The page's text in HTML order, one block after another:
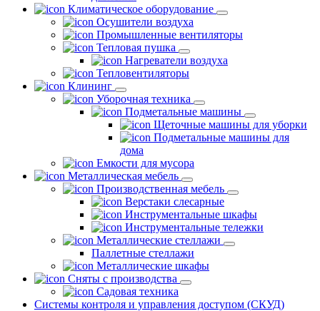
Климатическое оборудование
Осушители воздуха
Промышленные вентиляторы
Тепловая пушка
Нагреватели воздуха
Тепловентиляторы
Клининг
Уборочная техника
Подметальные машины
Щеточные машины для уборки
Подметальные машины для
дома
Емкости для мусора
Металлическая мебель
Производственная мебель
Верстаки слесарные
Инструментальные шкафы
Инструментальные тележки
Металлические стеллажи
Паллетные стеллажи
Металлические шкафы
Сняты с производства
Садовая техника
Системы контроля и управления доступом (СКУД)